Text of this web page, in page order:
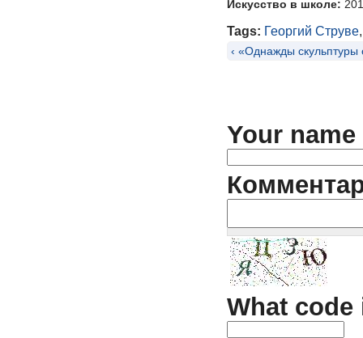
Искусство в школе:
Tags: Георгий Струве
‹ «Однажды скульптуры
Your name
What